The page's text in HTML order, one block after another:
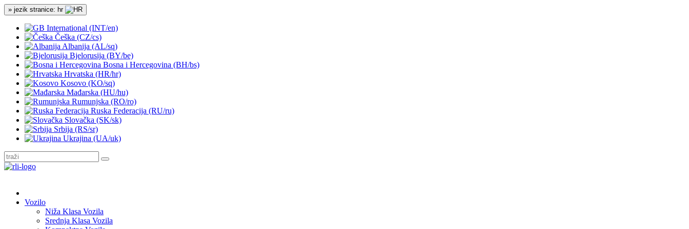
» jezik stranice: hr
International (INT/en)
Češka (CZ/cs)
Albanija (AL/sq)
Bjelorusija (BY/be)
Bosna i Hercegovina (BH/bs)
Hrvatska (HR/hr)
Kosovo (KO/sq)
Mađarska (HU/hu)
Rumunjska (RO/ro)
Ruska Federacija (RU/ru)
Slovačka (SK/sk)
Srbija (RS/sr)
Ukrajina (UA/uk)
Vozilo
Niža Klasa Vozila
Srednja Klasa Vozila